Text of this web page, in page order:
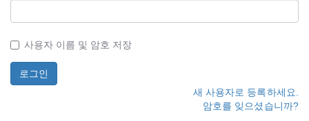
사용자 이름 및 암호 저장
새 사용자로 등록하세요.
암호를 잊으셨습니까?